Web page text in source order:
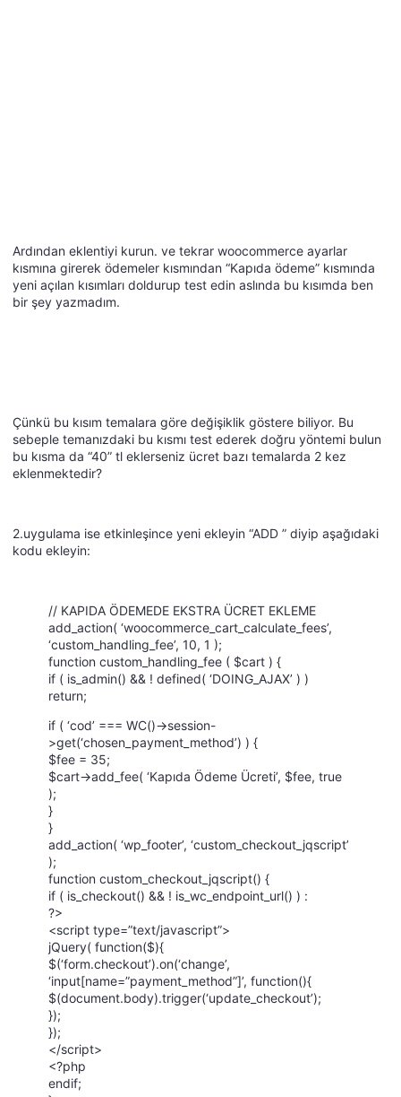
Ardından eklentiyi kurun. ve tekrar woocommerce ayarlar
kısmına girerek ödemeler kısmından “Kapıda ödeme” kısmında
yeni açılan kısımları doldurup test edin aslında bu kısımda ben
bir şey yazmadım.
Çünkü bu kısım temalara göre değişiklik göstere biliyor. Bu
sebeple temanızdaki bu kısmı test ederek doğru yöntemi bulun
bu kısma da “40” tl eklerseniz ücret bazı temalarda 2 kez
eklenmektedir?
2.uygulama ise etkinleşince yeni ekleyin “ADD ” diyip aşağıdaki
kodu ekleyin:
// KAPIDA ÖDEMEDE EKSTRA ÜCRET EKLEME
add_action( ‘woocommerce_cart_calculate_fees’,
‘custom_handling_fee’, 10, 1 );
function custom_handling_fee ( $cart ) {
if ( is_admin() && ! defined( ‘DOING_AJAX’ ) )
return;
if ( ‘cod’ === WC()->session-
>get(‘chosen_payment_method’) ) {
$fee = 35;
$cart->add_fee( ‘Kapıda Ödeme Ücreti’, $fee, true
);
}
}
add_action( ‘wp_footer’, ‘custom_checkout_jqscript’
);
function custom_checkout_jqscript() {
if ( is_checkout() && ! is_wc_endpoint_url() ) :
?>
<script type=”text/javascript”>
jQuery( function($){
$(‘form.checkout’).on(‘change’,
‘input[name=”payment_method”]’, function(){
$(document.body).trigger(‘update_checkout’);
});
});
</script>
<?php
endif;